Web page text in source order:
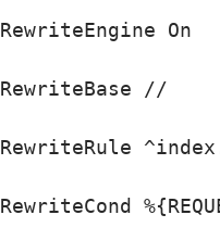
RewriteEngine On
RewriteBase //
RewriteRule
RewriteCond